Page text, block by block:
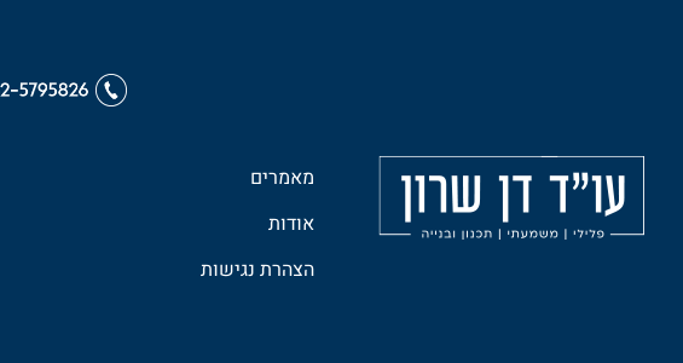
מאמרים
אודות
הצהרת נגישות